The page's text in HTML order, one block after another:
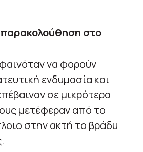
στο
να φορούν
ενδυμασία και
σε μικρότερα
μετέφεραν από το
στην ακτή το βράδυ